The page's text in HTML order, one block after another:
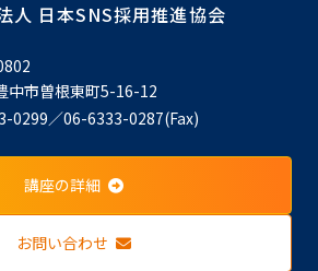
人 日本SNS採用推進協会
中市曽根東町5-16-12
0299／06-6333-0287(Fax)
講座の詳細
お問い合わせ